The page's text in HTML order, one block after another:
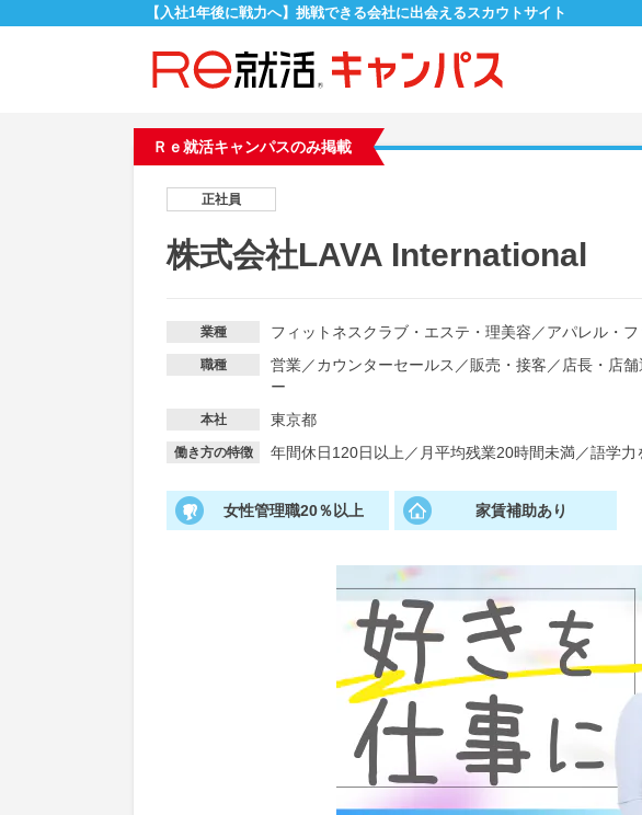
【入社1年後に戦力へ】挑戦できる会社に出会えるスカウトサイト
Ｒｅ就活キャンパスのみ掲載
正社員
株式会社LAVA International
業種 フィットネスクラブ・エステ・理美容 ／アパレル・
職種 営業／カウンターセールス ／販売・接客 ／ 店長・店
ー
本社 東京都
働き方の特徴 年間休日120日以上 ／ 月平均残業20時間未満／語学力
女性管理職20％以上 家賃補助あり